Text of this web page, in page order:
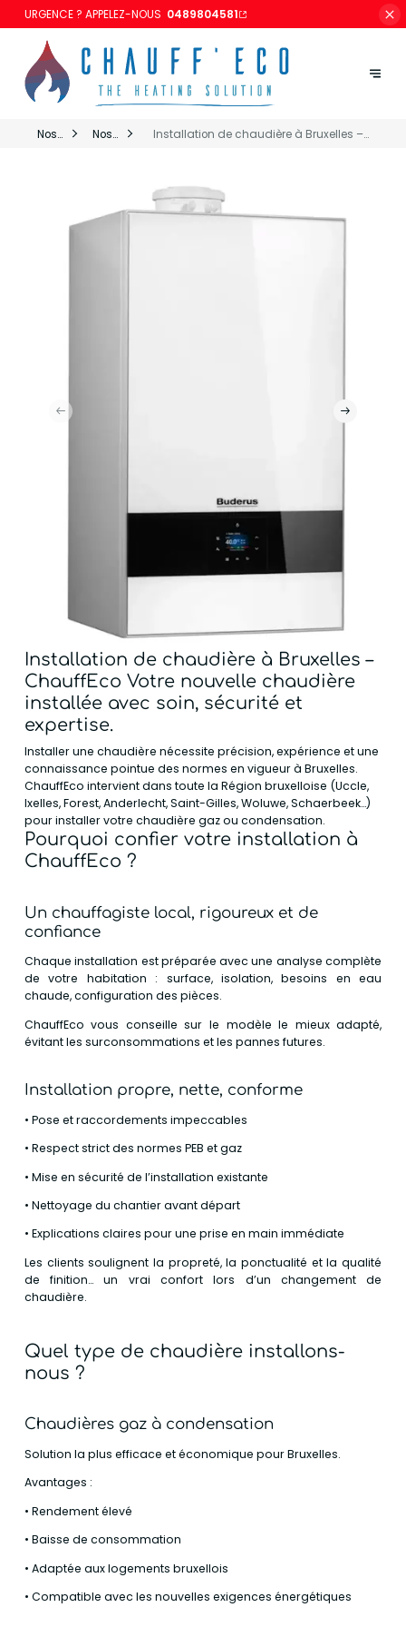
URGENCE ? APPELEZ-NOUS 0489804581
Nos
Nos
Installation de chaudière à Bruxelles –
Installation de chaudière à Bruxelles –
ChauffEco Votre nouvelle chaudière
installée avec soin, sécurité et
expertise.
Installer une chaudière nécessite précision, expérience et une
connaissance pointue des normes en vigueur à Bruxelles.
ChauffEco intervient dans toute la Région bruxelloise (Uccle,
Ixelles, Forest, Anderlecht, Saint-Gilles, Woluwe, Schaerbeek…)
pour installer votre chaudière gaz ou condensation.
Pourquoi confier votre installation à
ChauffEco ?
Un chauffagiste local, rigoureux et de
confiance
Chaque installation est préparée avec une analyse complète
de votre habitation : surface, isolation, besoins en eau
chaude, configuration des pièces.
ChauffEco vous conseille sur le modèle le mieux adapté,
évitant les surconsommations et les pannes futures.
Installation propre, nette, conforme
• Pose et raccordements impeccables
• Respect strict des normes PEB et gaz
• Mise en sécurité de l’installation existante
• Nettoyage du chantier avant départ
• Explications claires pour une prise en main immédiate
Les clients soulignent la propreté, la ponctualité et la qualité
de finition… un vrai confort lors d’un changement de
chaudière.
Quel type de chaudière installons-
nous ?
Chaudières gaz à condensation
Solution la plus efficace et économique pour Bruxelles.
Avantages :
• Rendement élevé
• Baisse de consommation
• Adaptée aux logements bruxellois
• Compatible avec les nouvelles exigences énergétiques